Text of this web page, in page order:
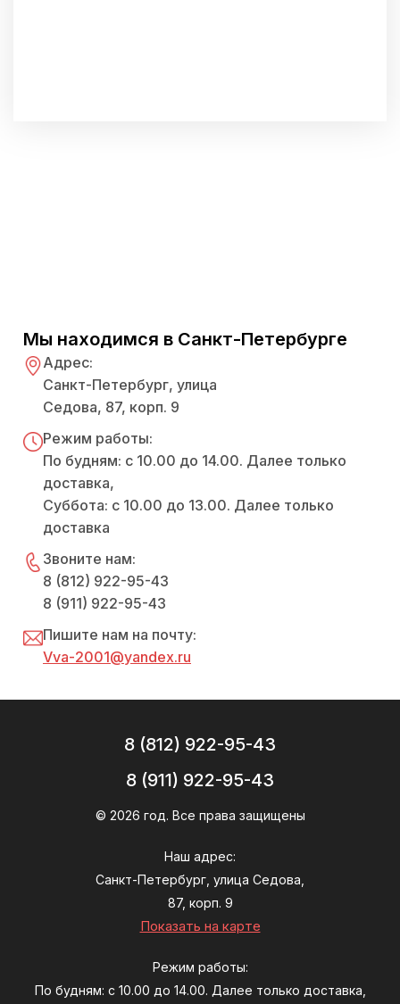
Мы находимся в Санкт-Петербурге
Адрес:
Санкт-Петербург, улица
Седова, 87, корп. 9
Режим работы:
По будням: с 10.00 до 14.00. Далее только
доставка,
Суббота: с 10.00 до 13.00. Далее только
доставка
Звоните нам:
8 (812) 922-95-43
8 (911) 922-95-43
Пишите нам на почту:
Vva-2001@yandex.ru
8 (812) 922-95-43
8 (911) 922-95-43
© 2026 год. Все права защищены
Наш адрес:
Санкт-Петербург, улица Седова,
87, корп. 9
Показать на карте
Режим работы:
По будням: с 10.00 до 14.00. Далее только доставка,